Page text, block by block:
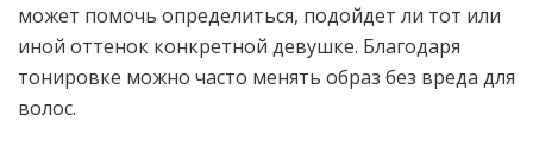
может помочь определиться, подойдет ли тот или
иной оттенок конкретной девушке. Благодаря
тонировке можно часто менять образ без вреда для
волос.